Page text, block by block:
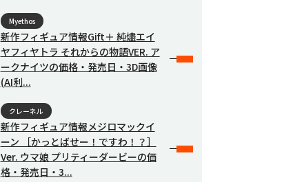
Myethos
新作フィギュア情報Gift＋ 純燼エイ
ヤフィヤトラ それからの物語VER. ア
ークナイツの価格・発売日・3D画像
(AI利...
クレーネル
新作フィギュア情報メジロマックイ
ーン ［かっとばせー！ですわ！？］
Ver. ウマ娘 プリティーダービーの価
格・発売日・3...